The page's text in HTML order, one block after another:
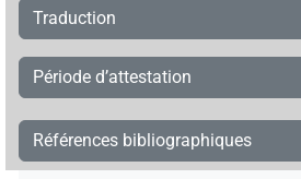
Traduction
Période d’attestation
Références bibliographiques